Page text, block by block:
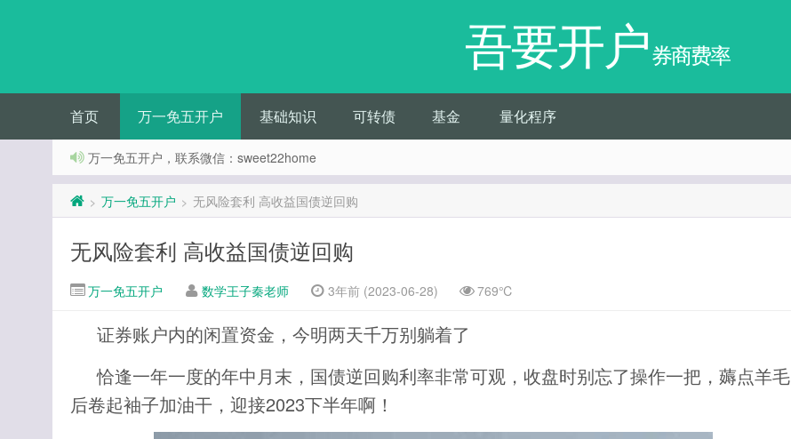
吾要开户券商费率
首页 万一免五开户 基础知识 可转债 基金 量化程序
万一免五开户，联系微信：sweet22home
> 万一免五开户 > 无风险套利 高收益国债逆回购
无风险套利 高收益国债逆回购
万一免五开户 数学王子秦老师 3年前 (2023-06-28) 769℃
证券账户内的闲置资金，今明两天千万别躺着了
恰逢一年一度的年中月末，国债逆回购利率非常可观，收盘时别忘了操作一把，薅点羊毛
后卷起袖子加油干，迎接2023下半年啊！